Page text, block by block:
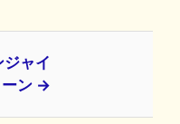
ャイ
ーン →